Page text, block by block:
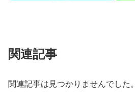
関連記事
関連記事は見つかりませんでした。